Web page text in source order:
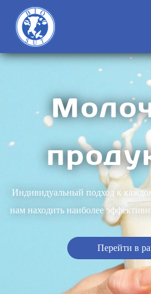
Индивидуальный подход к
нам находить наиболее
Перейти в